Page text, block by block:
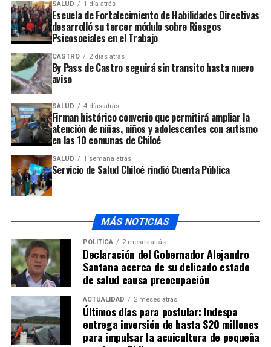
de la respuesta del ministro de salud
NO TE PIERDAS
El deceso de un paciente con coronavirus se produjo en
el hospital San Carlos de Ancud
SALUD 1 día atrás
Escuela de Fortalecimiento de Habilidades Directivas
desarrolló su tercer módulo sobre Riesgos
Psicosociales en el Trabajo
CASTRO 2 días atrás
By Pass de Castro seguirá sin transito hasta nuevo
aviso
SALUD 4 días atrás
Firman histórico convenio que permitirá ampliar la
atención de niñas, niños y adolescentes con autismo
en las 10 comunas de Chiloé
SALUD 1 semana atrás
Servicio de Salud Chiloé rindió Cuenta Pública
MÁS NOTICIAS
POLÍTICA 2 meses atrás
Declaración del Gobernador Alejandro
Santana acerca de su delicado estado
de salud causa preocupación
ACTUALIDAD 2 meses atrás
Últimos días para postular: Indespa
entrega inversión de hasta $20 millones
para impulsar la acuicultura de pequeña